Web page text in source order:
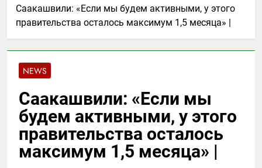
Саакашвили: «Если мы будем активными, у этого
правительства осталось максимум 1,5 месяца» |
NEWS
Саакашвили: «Если мы
будем активными, у этого
правительства осталось
максимум 1,5 месяца» |